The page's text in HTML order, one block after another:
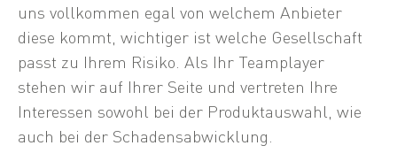
uns vollkommen egal von welchem Anbieter
diese kommt, wichtiger ist welche Gesellschaft
passt zu Ihrem Risiko. Als Ihr Teamplayer
stehen wir auf Ihrer Seite und vertreten Ihre
Interessen sowohl bei der Produktauswahl, wie
auch bei der Schadensabwicklung.